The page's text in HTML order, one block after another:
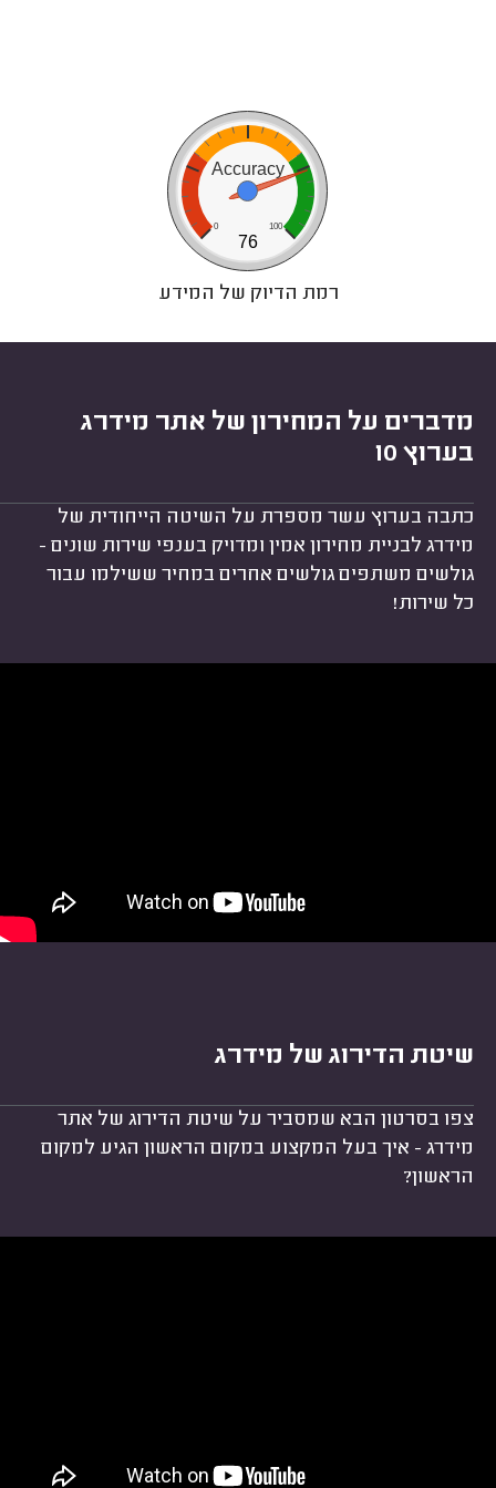
Accuracy
0 100
76
רמת הדיוק של המידע
מדברים על המחירון של אתר מידרג
בערוץ 10
כתבה בערוץ עשר מספרת על השיטה הייחודית של
מידרג לבניית מחירון אמין ומדויק בענפי שירות שונים -
גולשים משתפים גולשים אחרים במחיר ששילמו עבור
כל שירות!
שיטת הדירוג של מידרג
צפו בסרטון הבא שמסביר על שיטת הדירוג של אתר
מידרג - איך בעל המקצוע במקום הראשון הגיע למקום
הראשון?